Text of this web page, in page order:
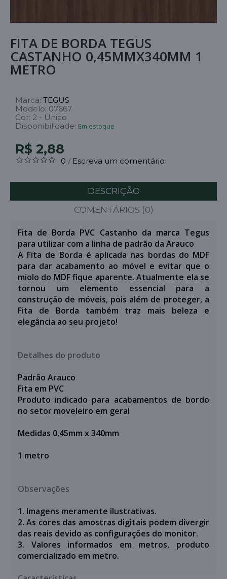
FITA DE BORDA TEGUS
CASTANHO 0,45MMX340MM 1
METRO
Marca: TEGUS
Modelo: 07667
Cor: 2 - Unico
Disponibilidade: Em estoque
R$ 2,88
0 / Escreva um comentário
DESCRIÇÃO
COMENTÁRIOS (0)
Fita de Borda PVC Castanho da marca Tegus
para utilizar com a linha de padrão da Arauco
A Fita de Borda é aplicada nas bordas do MDF
para dar acabamento ao móvel e evitar que o
miolo do MDF fique aparente. Atualmente ela se
tornou um elemento essencial para a
construção de móveis, pois além de proteger, a
Fita de Borda também traz mais beleza e
elegância ao seu projeto!
Detalhes do produto
Padrão Arauco
Fita em PVC
Produto indicado para acabamentos de bordo
no setor moveleiro em geral
Medidas 0,45mm x 340mm
1 metro
Observações
1. Imagens meramente ilustrativas.
2. As cores das amostras digitais podem divergir
das reais devido as configurações do monitor.
3. Valores informados em metros, produto
comercializado em metro.